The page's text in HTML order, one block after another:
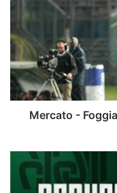
Foggia,
per
il
dopo
Curcio
si
guarda
Mercato -
Avellino-
Ufficiale,
torna